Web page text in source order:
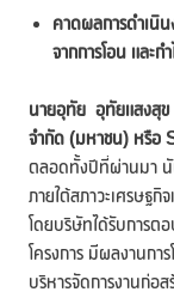
คาดผลการดำเนิ
จากการโอน และกำ
นายอุทัย อุทัยแสงสุข
จำกัด (มหาชน) หรือ
ตลอดทั้งปีที่ผ่านมา นับ
ภายใต้สภาวะเศรษฐ
โดยบริษัทได้รับการต
โครงการ มีผลงานกา
บริหารจัดการงานก่อ